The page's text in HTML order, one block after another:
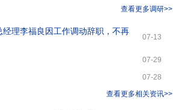
查看更多调研>>
理李福良因工作调动辞职，不再
07-13
07-29
07-28
查看更多相关资讯>>